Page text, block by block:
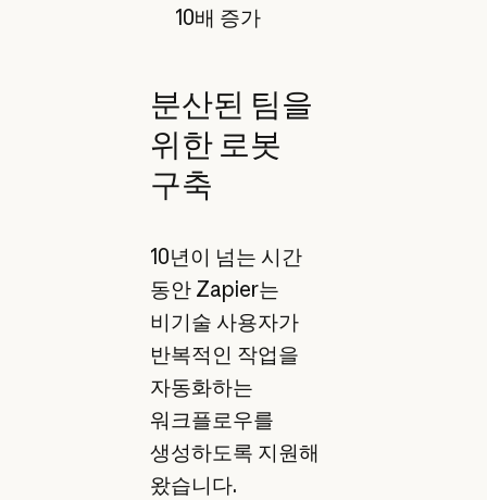
10배 증가
분산된 팀을
위한 로봇
구축
10년이 넘는 시간
동안 Zapier는
비기술 사용자가
반복적인 작업을
자동화하는
워크플로우를
생성하도록 지원해
왔습니다.